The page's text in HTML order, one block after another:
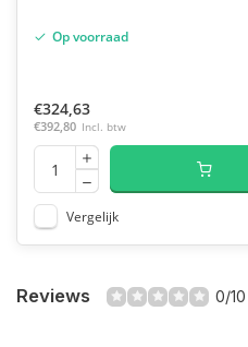
Op voorraad
€324,63
€392,80 Incl. btw
Vergelijk
Reviews 0/10